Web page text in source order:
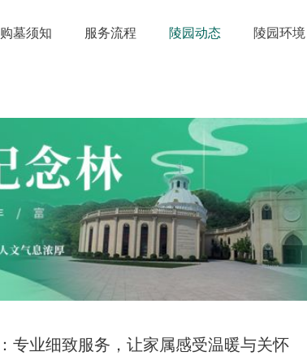
购墓须知 服务流程 陵园动态 陵园环境
专业细致服务，让家属感受温暖与关怀